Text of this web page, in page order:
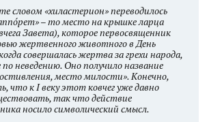
словом «хиластерион» переводилось
– то место на крышке ларца
Завета), которое первосвященник
жертвенного животного в День
совершалась жертва за грехи народа,
неведению. Оно получило название
место милости». Конечно,
что к I веку этот ковчег уже давно
так что действие
носило символический смысл.